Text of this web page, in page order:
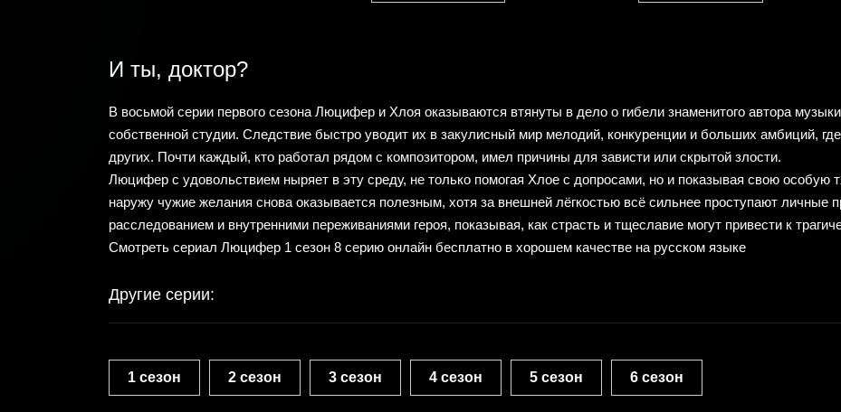
И ты, доктор?
В восьмой серии первого сезона Люцифер и Хлоя оказываются втянуты в дело о гибели знаменитого автора
собственной студии. Следствие быстро уводит их в закулисный мир мелодий, конкуренции и больших амбиций,
других. Почти каждый, кто работал рядом с композитором, имел причины для зависти или скрытой злости.
Люцифер с удовольствием ныряет в эту среду, не только помогая Хлое с допросами, но и показывая свою особую
наружу чужие желания снова оказывается полезным, хотя за внешней лёгкостью всё сильнее проступают личные
расследованием и внутренними переживаниями героя, показывая, как страсть и тщеславие могут привести к
Смотреть сериал Люцифер 1 сезон 8 серию онлайн бесплатно в хорошем качестве на русском языке
Другие серии:
1 сезон 2 сезон 3 сезон 4 сезон 5 сезон 6 сезон